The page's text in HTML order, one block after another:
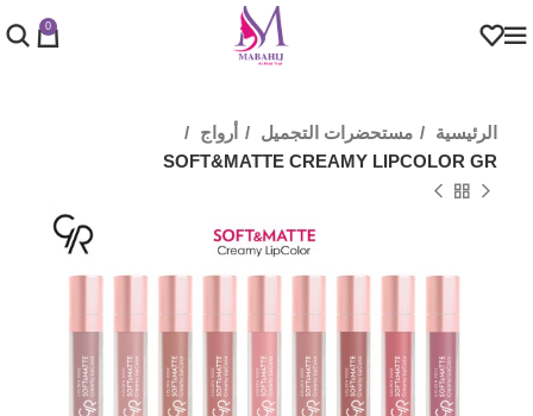
0
الرئيسية مستحضرات التجميل
أرواج
SOFT&MATTE CREAMY LIPCOLOR GR